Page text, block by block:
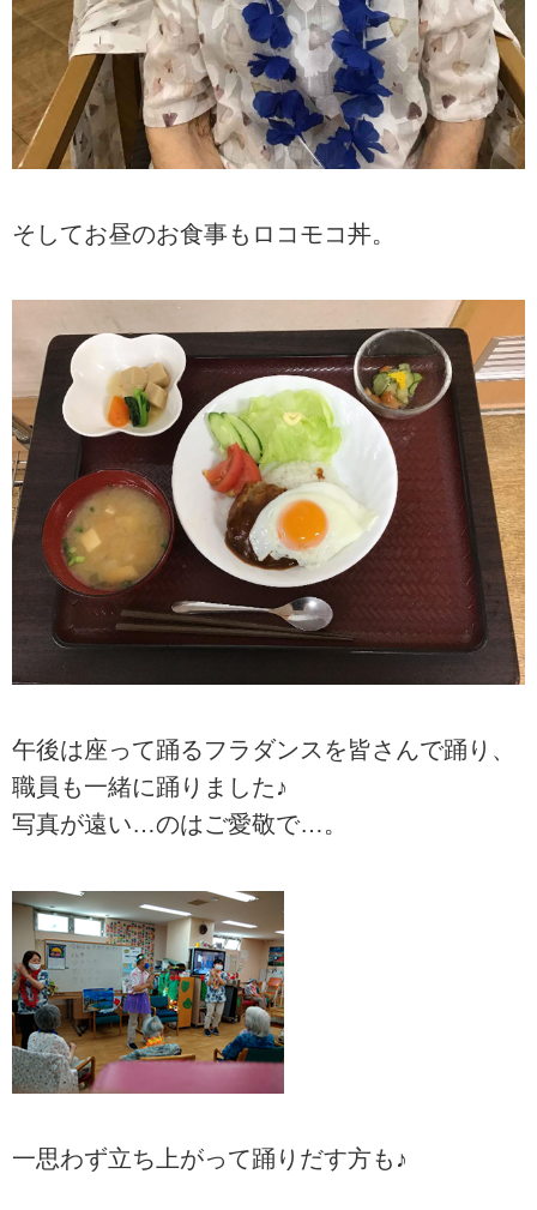
そしてお昼のお食事もロコモコ丼。
午後は座って踊るフラダンスを皆さんで踊り、
職員も一緒に踊りました♪
写真が遠い…のはご愛敬で…。
一思わず立ち上がって踊りだす方も♪